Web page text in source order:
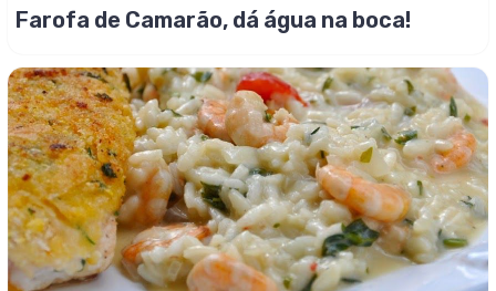
Farofa de Camarão, dá água na boca!